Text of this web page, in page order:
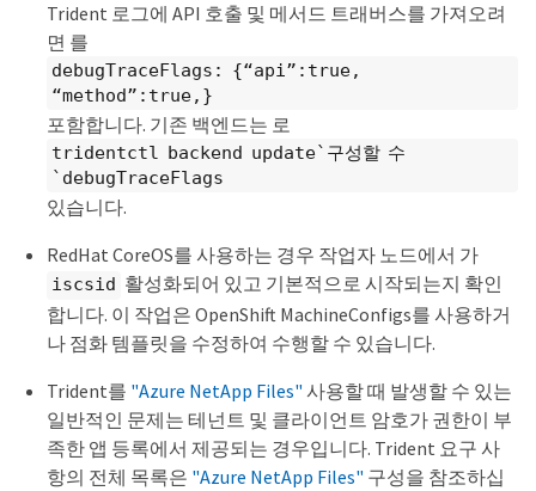
Trident 로그에 API 호출 및 메서드 트래버스를 가져오려
면 를
debugTraceFlags: {“api”:true,
“method”:true,}
포함합니다. 기존 백엔드는 로
tridentctl backend update`구성할 수
`debugTraceFlags
있습니다.
RedHat CoreOS를 사용하는 경우 작업자 노드에서 가
iscsid 활성화되어 있고 기본적으로 시작되는지 확인
합니다. 이 작업은 OpenShift MachineConfigs를 사용하거
나 점화 템플릿을 수정하여 수행할 수 있습니다.
Trident를 "Azure NetApp Files" 사용할 때 발생할 수 있는
일반적인 문제는 테넌트 및 클라이언트 암호가 권한이 부
족한 앱 등록에서 제공되는 경우입니다. Trident 요구 사
항의 전체 목록은 "Azure NetApp Files" 구성을 참조하십